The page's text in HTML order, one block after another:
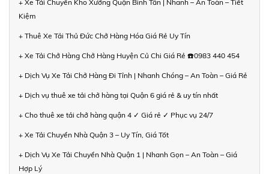
+ Xe Tải Chuyển Kho Xưởng Quận Bình Tân | Nhanh – An Toàn – Tiết
Kiệm
+ Thuê Xe Tải Thủ Đức Chở Hàng Hóa Giá Rẻ Uy Tín
+ Xe Tải Chở Hàng Chở Hàng Huyện Củ Chi Giá Rẻ ☎️0983 440 454
+ Dịch Vụ Xe Tải Chở Hàng Đi Tỉnh | Nhanh Chóng – An Toàn – Giá Rẻ
+ Dịch vụ thuê xe tải chở hàng tại Quận 6 giá rẻ & uy tín nhất
+ Cho thuê xe tải chở hàng quận 4 ✓ Giá rẻ ✓ Phục vụ 24/7
+ Xe Tải Chuyển Nhà Quận 3 – Uy Tín, Giá Tốt
+ Dịch Vụ Xe Tải Chuyển Nhà Quận 1 | Nhanh Gọn – An Toàn – Giá
Hợp Lý